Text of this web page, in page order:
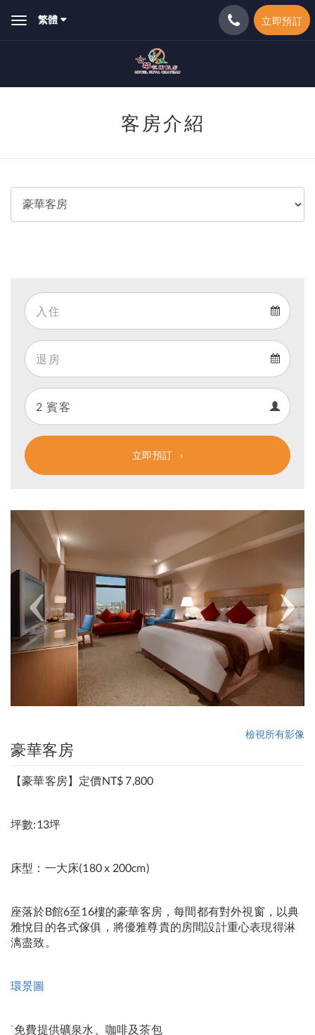
Toggle繁體 立即預訂
客房介紹
立即預訂
Previous Next
檢視所有影像
豪華客房
【豪華客房】定價NT$ 7,800
坪數:13坪
床型：一大床(180 x 200cm)
座落於B館6至16樓的豪華客房，每間都有對外視窗，以典
雅悅目的各式傢俱，將優雅尊貴的房間設計重心表現得淋
漓盡致。
環景圖
˙免費提供礦泉水、咖啡及茶包